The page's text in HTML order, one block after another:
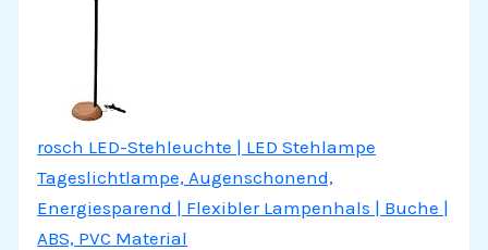
rosch LED-Stehleuchte | LED Stehlampe
Tageslichtlampe, Augenschonend,
Energiesparend | Flexibler Lampenhals | Buche |
ABS, PVC Material